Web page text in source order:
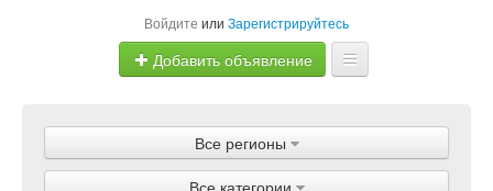
Войдите или Зарегистрируйтесь
Добавить объявление
Объявления
Все регионы
Все категории